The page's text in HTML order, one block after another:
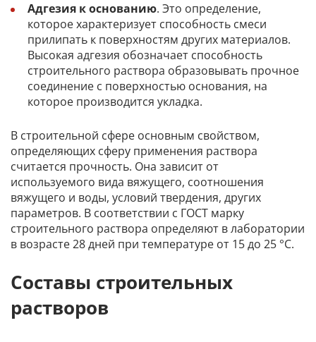
Адгезия к основанию. Это определение,
которое характеризует способность смеси
прилипать к поверхностям других материалов.
Высокая адгезия обозначает способность
строительного раствора образовывать прочное
соединение с поверхностью основания, на
которое производится укладка.
В строительной сфере основным свойством,
определяющих сферу применения раствора
считается прочность. Она зависит от
используемого вида вяжущего, соотношения
вяжущего и воды, условий твердения, других
параметров. В соответствии с ГОСТ марку
строительного раствора определяют в лаборатории
в возрасте 28 дней при температуре от 15 до 25 °С.
Составы строительных
растворов